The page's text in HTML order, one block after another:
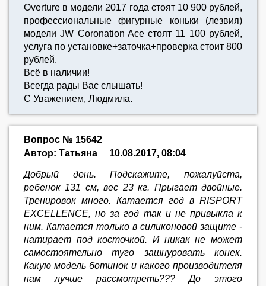
Overture в модели 2017 года стоят 10 900 рублей,
профессиональные фигурные коньки (лезвия)
модели JW Coronation Ace стоят 11 100 рублей,
услуга по установке+заточка+проверка стоит 800
рублей.
Всё в наличии!
Всегда рады Вас слышать!
С Уважением, Людмила.
Вопрос № 15642
Автор: Татьяна
10.08.2017, 08:04
Добрый день. Подскажите, пожалуйста,
ребенок 131 см, вес 23 кг. Прыгает двойные.
Тренировок много. Катается год в RISPORT
EXCELLENCE, но за год так и не привыкла к
ним. Катается только в силиконовой защите -
натирает под косточкой. И никак не может
самостоятельно туго зашнуровать конек.
Какую модель ботинок и какого производителя
нам лучше рассмотреть??? До этого